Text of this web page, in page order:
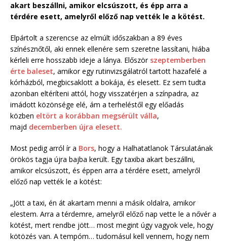
akart beszállni, amikor elcsúszott, és épp arra a
térdére esett, amelyről előző nap vették le a kötést.
Elpártolt a szerencse az elmúlt időszakban a 89 éves
színésznőtől, aki ennek ellenére sem szeretne lassítani, hiába
kérleli erre hosszabb ideje a lánya. Először szeptemberben
érte baleset, amikor egy rutinvizsgálatról tartott hazafelé a
kórházból, megbicsaklott a bokája, és elesett. Ez sem tudta
azonban eltéríteni attól, hogy visszatérjen a színpadra, az
imádott közönsége elé, ám a terheléstől egy előadás
közben eltört a korábban megsérült válla,
majd decemberben újra elesett.
Most pedig arról ír a Bors, hogy a Halhatatlanok Társulatának
örökös tagja újra bajba került. Egy taxiba akart beszállni,
amikor elcsúszott, és éppen arra a térdére esett, amelyről
előző nap vették le a kötést:
„Jött a taxi, én át akartam menni a másik oldalra, amikor
elestem. Arra a térdemre, amelyről előző nap vette le a nővér a
kötést, mert rendbe jött… most megint úgy vagyok vele, hogy
kötözés van. A tempóm… tudomásul kell vennem, hogy nem